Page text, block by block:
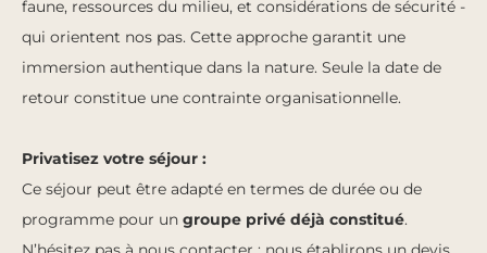
faune, ressources du milieu, et considérations de sécurité -
qui orientent nos pas. Cette approche garantit une
immersion authentique dans la nature. Seule la date de
retour constitue une contrainte organisationnelle.
Privatisez votre séjour :
Ce séjour peut être adapté en termes de durée ou de
programme pour un groupe privé déjà constitué.